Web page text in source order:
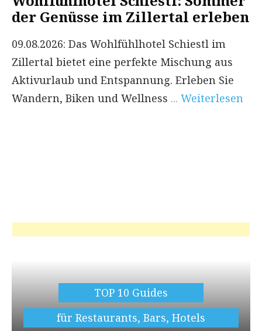
der Genüsse im Zillertal erleben
09.08.2026: Das Wohlfühlhotel Schiestl im
Zillertal bietet eine perfekte Mischung aus
Aktivurlaub und Entspannung. Erleben Sie
Wandern, Biken und Wellness ... Weiterlesen
TOP 10 Guides
für Restaurants, Bars, Hotels